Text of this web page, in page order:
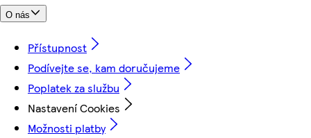
O nás
Přístupnost
Podívejte se, kam doručujeme
Poplatek za službu
Nastavení Cookies
Možnosti platby